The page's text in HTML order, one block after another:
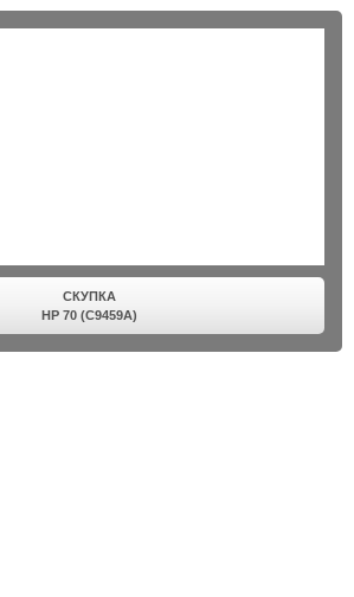
СКУПКА
HP 70 (C9459A)